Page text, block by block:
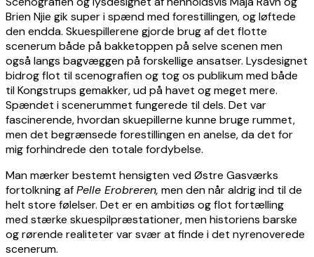
Brien Njie gik super i spænd med forestillingen, og løftede
den endda. Skuespillerene gjorde brug af det flotte
scenerum både på bakketoppen på selve scenen men
også langs bagvæggen på forskellige ansatser. Lysdesignet
bidrog flot til scenografien og tog os publikum med både
til Kongstrups gemakker, ud på havet og meget mere.
Spændet i scenerummet fungerede til dels. Det var
fascinerende, hvordan skuepillerne kunne bruge rummet,
men det begrænsede forestillingen en anelse, da det for
mig forhindrede den totale fordybelse.
Man mærker bestemt hensigten ved Østre Gasværks
fortolkning afPelle Erobreren, men den når aldrig ind til de
helt store følelser. Det er en ambitiøs og flot fortælling
med stærke skuespilpræstationer, men historiens barske
og rørende realiteter var svær at finde i det nyrenoverede
scenerum.